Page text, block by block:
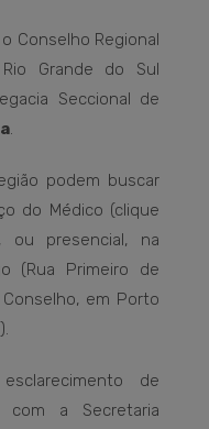
Conselho Regional
Grande do Sul
Seccional de
.
podem buscar
do Médico (clique
ou presencial, na
(Rua Primeiro de
em Porto
de
a Secretaria